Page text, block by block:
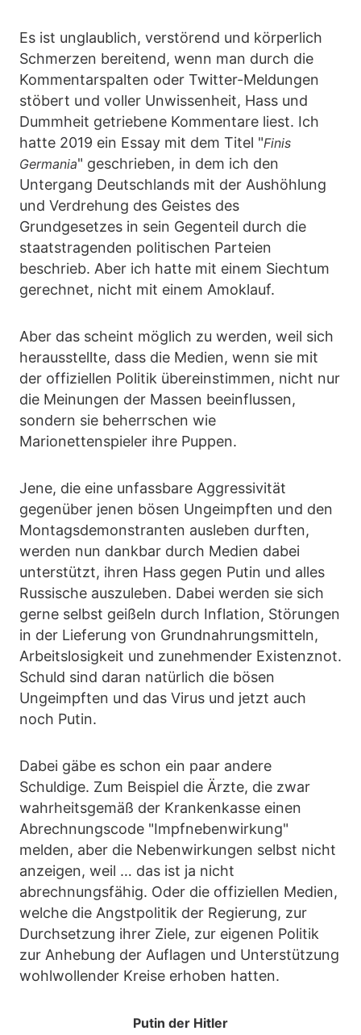
Es ist unglaublich, verstörend und körperlich
Schmerzen bereitend, wenn man durch die
Kommentarspalten oder Twitter-Meldungen
stöbert und voller Unwissenheit, Hass und
Dummheit getriebene Kommentare liest. Ich
hatte 2019 ein Essay mit dem Titel "Finis
Germania" geschrieben, in dem ich den
Untergang Deutschlands mit der Aushöhlung
und Verdrehung des Geistes des
Grundgesetzes in sein Gegenteil durch die
staatstragenden politischen Parteien
beschrieb. Aber ich hatte mit einem Siechtum
gerechnet, nicht mit einem Amoklauf.
Aber das scheint möglich zu werden, weil sich
herausstellte, dass die Medien, wenn sie mit
der offiziellen Politik übereinstimmen, nicht nur
die Meinungen der Massen beeinflussen,
sondern sie beherrschen wie
Marionettenspieler ihre Puppen.
Jene, die eine unfassbare Aggressivität
gegenüber jenen bösen Ungeimpften und den
Montagsdemonstranten ausleben durften,
werden nun dankbar durch Medien dabei
unterstützt, ihren Hass gegen Putin und alles
Russische auszuleben. Dabei werden sie sich
gerne selbst geißeln durch Inflation, Störungen
in der Lieferung von Grundnahrungsmitteln,
Arbeitslosigkeit und zunehmender Existenznot.
Schuld sind daran natürlich die bösen
Ungeimpften und das Virus und jetzt auch
noch Putin.
Dabei gäbe es schon ein paar andere
Schuldige. Zum Beispiel die Ärzte, die zwar
wahrheitsgemäß der Krankenkasse einen
Abrechnungscode "Impfnebenwirkung"
melden, aber die Nebenwirkungen selbst nicht
anzeigen, weil … das ist ja nicht
abrechnungsfähig. Oder die offiziellen Medien,
welche die Angstpolitik der Regierung, zur
Durchsetzung ihrer Ziele, zur eigenen Politik
zur Anhebung der Auflagen und Unterstützung
wohlwollender Kreise erhoben hatten.
Putin der Hitler